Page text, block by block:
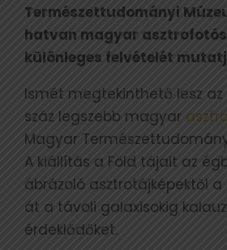
Természettudományi
hatvan magyar asztrofotós
különleges felvételét
Ismét megtekinthető lesz
száz legszebb magyar
Magyar
A kiállítás a Föld tájait az
ábrázoló asztrotájképektől a
át a távoli galaxisokig
érdeklődőket.